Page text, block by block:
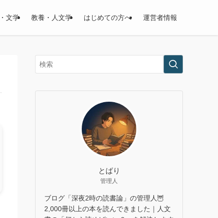
文学 教養・人文学 はじめての方へ 運営者情報
とばり
管理人
ブログ「深夜2時の読書論」の管理人🦉
2,000冊以上の本を読んできました｜人文